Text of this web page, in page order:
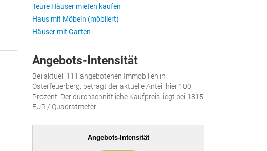
Teure Häuser mieten kaufen
Haus mit Möbeln (möbliert)
Häuser mit Garten
Angebots-Intensität
Bei aktuell 111 angebotenen Immobilien in
Osterfeuerberg, beträgt der aktuelle Anteil hier 100
Prozent. Der durchschnittliche Kaufpreis liegt bei 1815
EUR / Quadratmeter.
Angebots-Intensität